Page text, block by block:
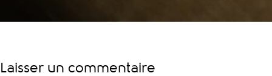
Laisser un commentaire